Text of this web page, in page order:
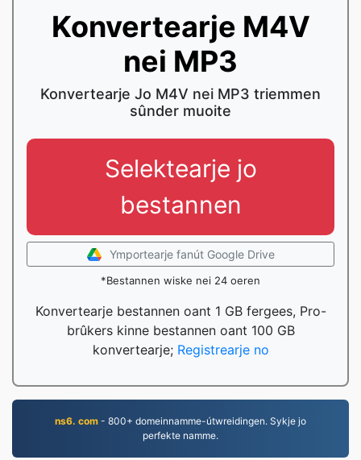
Konvertearje M4V
nei MP3
Konvertearje Jo M4V nei MP3 triemmen
sûnder muoite
Selektearje jo
bestannen
Ymportearje fanút Google Drive
*Bestannen wiske nei 24 oeren
Konvertearje bestannen oant 1 GB fergees, Pro-
brûkers kinne bestannen oant 100 GB
konvertearje; Registrearje no
ns6. com - 800+ domeinnamme-útwreidingen. Sykje jo
perfekte namme.